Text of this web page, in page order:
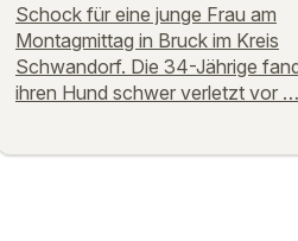
Schock für eine junge Frau am
Montagmittag in Bruck im Kreis
Schwandorf. Die 34-Jährige
ihren Hund schwer verletzt vor …